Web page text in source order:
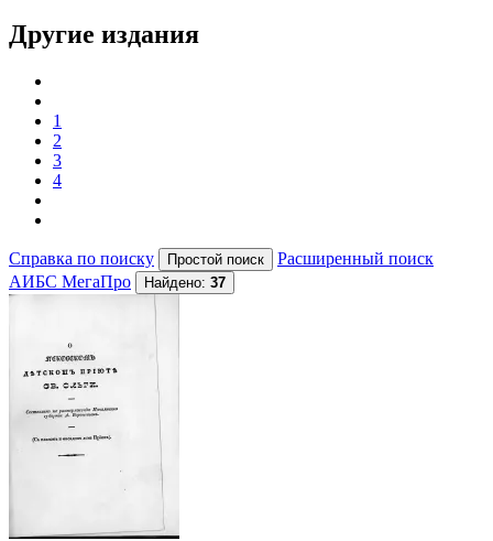
Другие издания
1
2
3
4
Справка по поиску
Расширенный поиск
АИБС МегаПро
Найдено: 37